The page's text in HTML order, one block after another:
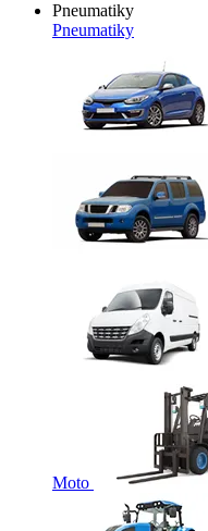
Pneumatiky
Pneumatiky
Moto